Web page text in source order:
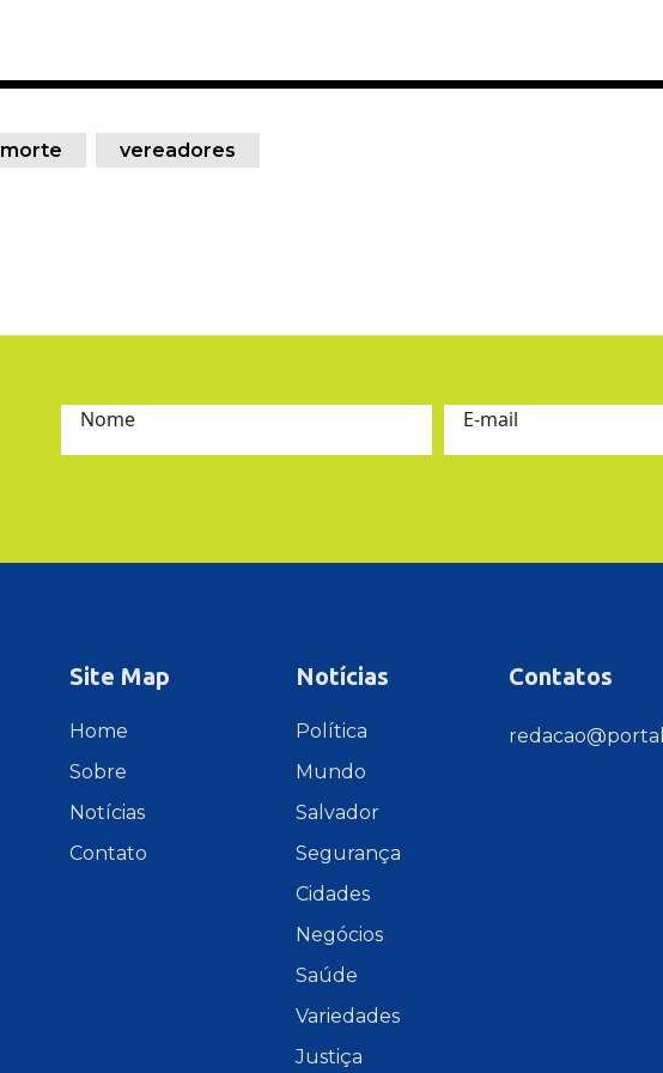
morte vereadores
Nome E-mail
Site Map
Home
Sobre
Notícias
Contato
Notícias
Política
Mundo
Salvador
Segurança
Cidades
Negócios
Saúde
Variedades
Justiça
Contatos